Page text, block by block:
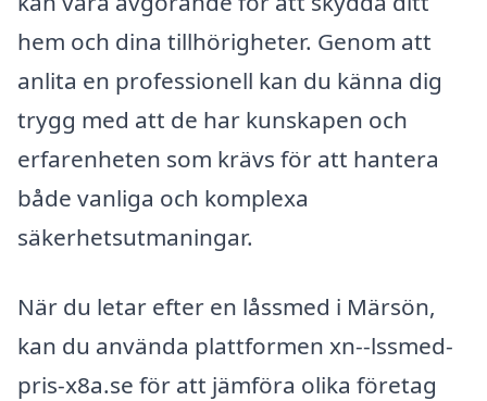
hem och dina tillhörigheter. Genom att
anlita en professionell kan du känna dig
trygg med att de har kunskapen och
erfarenheten som krävs för att hantera
både vanliga och komplexa
säkerhetsutmaningar.
När du letar efter en låssmed i Märsön,
kan du använda plattformen xn--lssmed-
pris-x8a.se för att jämföra olika företag